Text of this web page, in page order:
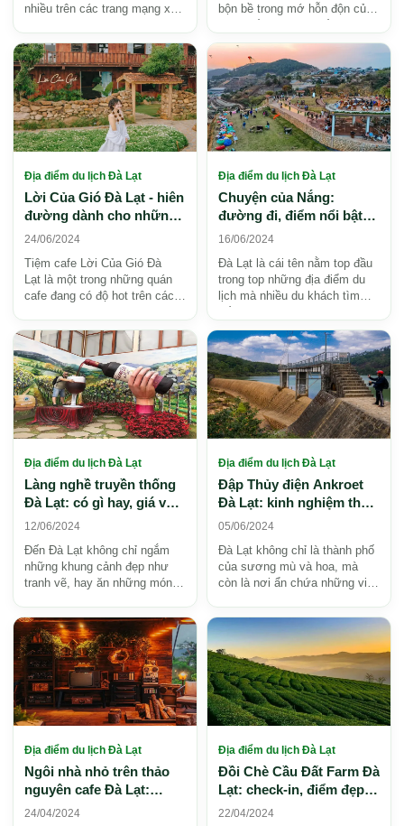
nhiều trên các trang mạng xã
là thiên đường ...
bộn bề trong mớ hỗn độn của
dừng chân, để hòa q...
Địa điểm du lịch Đà Lạt
Lời Của Gió Đà Lạt - hiên
đường dành cho những
tâm hồn muốn chữa lành
24/06/2024
Tiệm cafe Lời Của Gió Đà
Lạt là một trong những quán
cafe đang có độ hot trên các
khi đến đây đều k...
Địa điểm du lịch Đà Lạt
Chuyện của Nắng:
đường đi, điểm nổi bật
và kinh nghiệm tham
16/06/2024
Đà Lạt là cái tên nằm top đầu
trong top những địa điểm du
lịch mà nhiều du khách tìm
không khí tron...
Địa điểm du lịch Đà Lạt
Làng nghề truyền thống
Đà Lạt: có gì hay, giá vé
và kinh nghiệm tham
12/06/2024
Đến Đà Lạt không chỉ ngắm
những khung cảnh đẹp như
tranh vẽ, hay ăn những món
Nguyên, mà du khách còn có
t...
Địa điểm du lịch Đà Lạt
Đập Thủy điện Ankroet
Đà Lạt: kinh nghiệm tham
quan và điểm nổi bật
05/06/2024
Đà Lạt không chỉ là thành phố
của sương mù và hoa, mà
còn là nơi ẩn chứa những viên
Thủy điện Ankro...
Địa điểm du lịch Đà Lạt
Ngôi nhà nhỏ trên thảo
nguyên cafe Đà Lạt:
review, menu, check-in
24/04/2024
Địa điểm du lịch Đà Lạt
Đồi Chè Cầu Đất Farm Đà
Lạt: check-in, điểm đẹp
và kinh nghiệm tham
22/04/2024